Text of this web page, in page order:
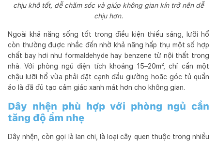
chịu khô tốt, dễ chăm sóc và giúp không gian kín trở nên dễ
chịu hơn.
Ngoài khả năng sống tốt trong điều kiện thiếu sáng, lưỡi hổ
còn thường được nhắc đến nhờ khả năng hấp thụ một số hợp
chất bay hơi như formaldehyde hay benzene từ nội thất trong
nhà. Với phòng ngủ diện tích khoảng 15–20m², chỉ cần một
chậu lưỡi hổ vừa phải đặt cạnh đầu giường hoặc góc tủ quần
áo là đã đủ tạo cảm giác xanh mát hơn cho không gian.
Dây nhện phù hợp với phòng ngủ cần
tăng độ ẩm nhẹ
Dây nhện, còn gọi là lan chi, là loại cây quen thuộc trong nhiều